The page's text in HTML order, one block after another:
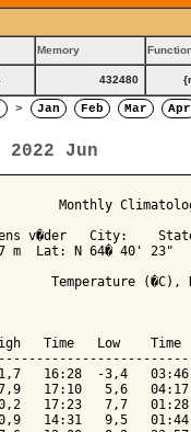
Memory
432480
> Jan Feb Mar Apr
Jun
Monthly
v�der   City:
m  Lat: N 64� 40' 23"
Temperature (�C),
Time   Low
16:28  -3,4
17:10   5,6
17:23   7,7
14:31   9,5